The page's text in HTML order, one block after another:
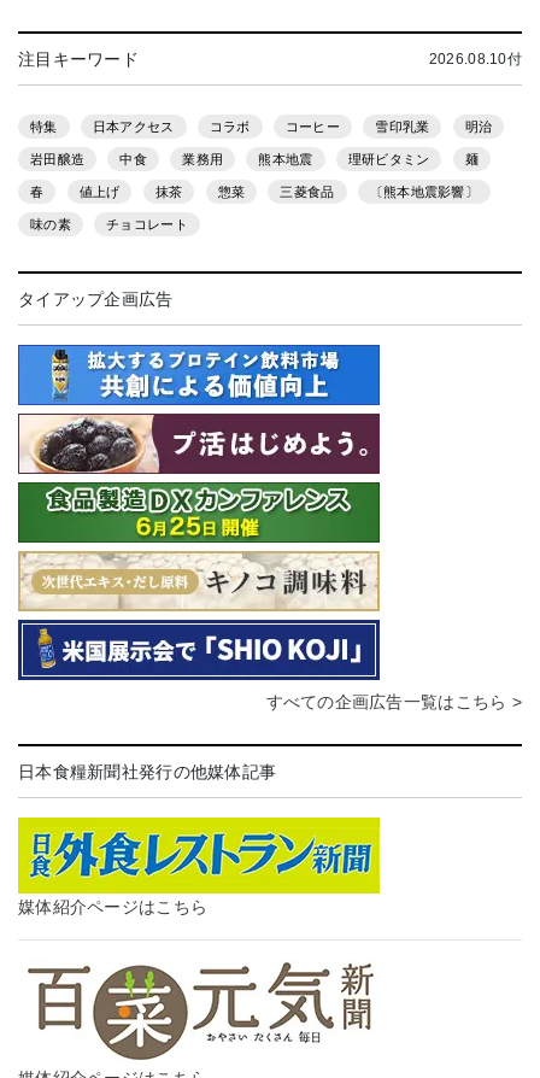
注目キーワード 2026.08.10付
特集 日本アクセス コラボ コーヒー 雪印乳業 明治
岩田醸造 中食 業務用 熊本地震 理研ビタミン 麺
春 値上げ 抹茶 惣菜 三菱食品 〔熊本地震影響〕
味の素 チョコレート
タイアップ企画広告
すべての企画広告一覧はこちら >
日本食糧新聞社発行の他媒体記事
媒体紹介ページはこちら